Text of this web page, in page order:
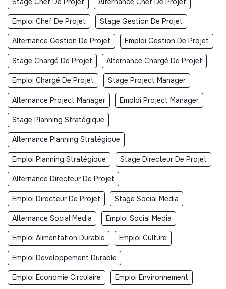
Emploi Chef De Projet Stage Gestion De Projet
Alternance Gestion De Projet Emploi Gestion De Projet
Stage Chargé De Projet Alternance Chargé De Projet
Emploi Chargé De Projet Stage Project Manager
Alternance Project Manager Emploi Project Manager
Stage Planning Stratégique
Alternance Planning Stratégique
Emploi Planning Stratégique Stage Directeur De Projet
Alternance Directeur De Projet
Emploi Directeur De Projet Stage Social Media
Alternance Social Media Emploi Social Media
Emploi Alimentation Durable Emploi Culture
Emploi Developpement Durable
Emploi Economie Circulaire Emploi Environnement